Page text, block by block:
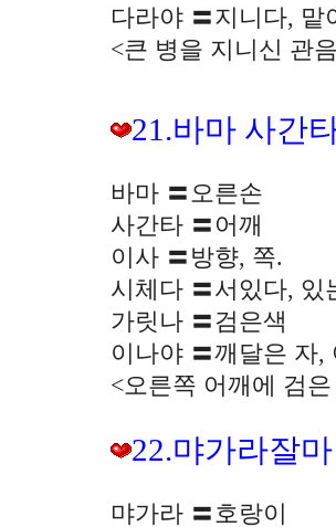
다라야 〓지니다, 맡
<큰 병을 지니신 관
21.바마 사간
바마 〓오른손
사간타 〓어깨
이사 〓방향, 쪽.
시체다 〓서있다, 있
가릿나 〓검은색
이나야 〓깨달은 자,
<오른쪽 어깨에 검
22.먀가라잘
먀가라 〓호랑이